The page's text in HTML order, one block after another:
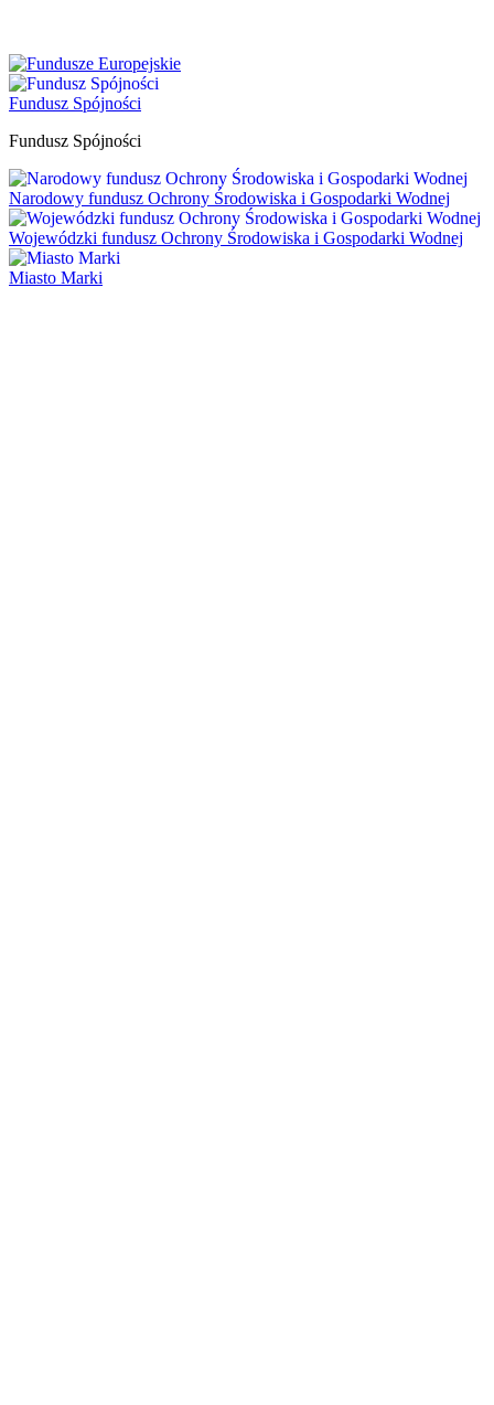
Fundusz Spójności
Fundusz Spójności
Narodowy fundusz Ochrony Środowiska i Gospodarki Wodnej
Wojewódzki fundusz Ochrony Środowiska i Gospodarki Wodnej
Miasto Marki